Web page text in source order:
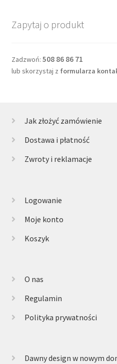
Zapytaj o produkt
Zadzwoń: 508 86 86 71
lub skorzystaj z formularza
Jak złożyć zamówienie
Dostawa i płatność
Zwroty i reklamacje
Logowanie
Moje konto
Koszyk
O nas
Regulamin
Polityka prywatności
Dawny design w nowym